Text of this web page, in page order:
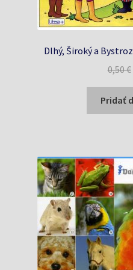
Dlhý, Široký a
0,50€
Pridať